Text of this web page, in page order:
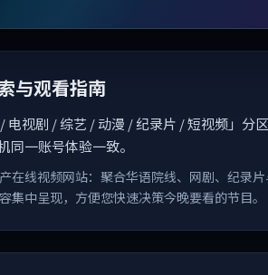
与观看指南
电视剧 / 综艺 / 动漫 / 纪录片 / 短视频」分
同一账号体验一致。
在线视频网站：聚合华语院线、网剧、纪录
集中呈现，方便您快速决策今晚要看的节目。